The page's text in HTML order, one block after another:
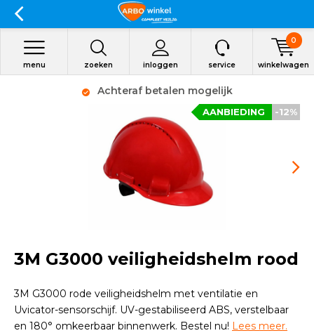
zoeken inloggen
menu service winkelwagen
0
Achteraf betalen mogelijk
-12%
AANBIEDING
3M G3000 veiligheidshelm rood
3M G3000 rode veiligheidshelm met ventilatie en
Uvicator-sensorschijf. UV-gestabiliseerd ABS, verstelbaar
en 180° omkeerbaar binnenwerk. Bestel nu! Lees meer.